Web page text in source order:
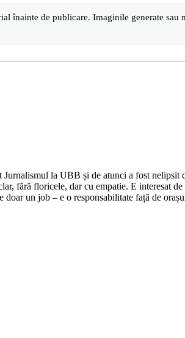
înainte de publicare. Imaginile generate
la UBB și de atunci a fost
fără floricele, dar cu empatie. E interesat
un job – e o responsabilitate față de